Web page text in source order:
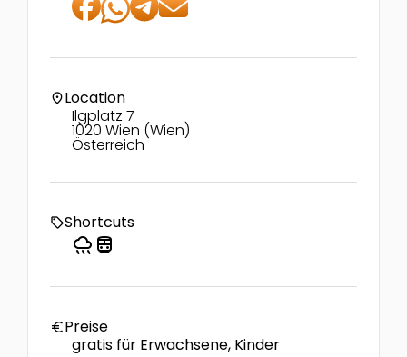
location_onLocation
Ilgplatz 7
1020 Wien (Wien)
Österreich
local_offerShortcuts
rainy directions_transit
euroPreise
gratis für Erwachsene, Kinder